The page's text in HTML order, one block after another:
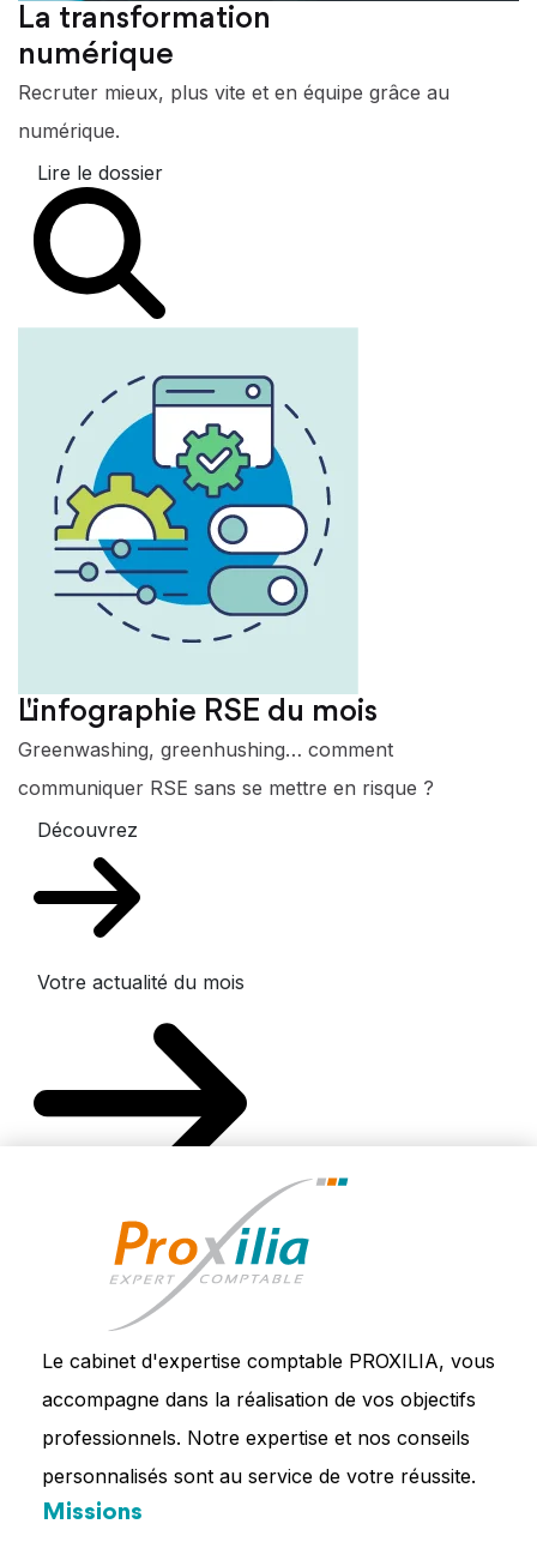
La transformation
numérique
Recruter mieux, plus vite et en équipe grâce au
numérique.
Lire le dossier
L'infographie RSE du mois
Greenwashing, greenhushing… comment
communiquer RSE sans se mettre en risque ?
Découvrez
Votre actualité du mois
Le cabinet d'expertise comptable PROXILIA, vous
accompagne dans la réalisation de vos objectifs
professionnels. Notre expertise et nos conseils
personnalisés sont au service de votre réussite.
Missions